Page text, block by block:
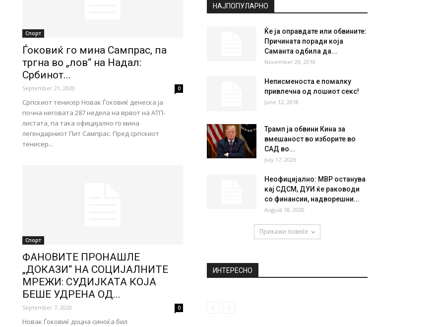
Спорт
Ѓоковиќ го мина Сампрас, па
тргна во „лов“ на Надал:
Србинот...
September 21, 2020 0
Српскиот тенисер Новак Ѓоковиќ денеска ја
почна неговата 287 недела на врвот на АТП-
листата, па така официјално го мина
легендарниот Пит Сампрас. Пред српскиот
тенисер...
Спорт
ФАНОВИТЕ ПРОНАШЛЕ
„ДОКАЗИ“ НА СОЦИЈАЛНИТЕ
МРЕЖИ: СУДИЈКАТА КОЈА
БЕШЕ УДРЕНА ОД...
September 7, 2020 0
Новак Ѓоковиќ доцна синоќа бил
34.2
4kmh 0 %
39° 39° 41
Ќе ја оправдате или обвините:
Причината поради која
November 29, 2018
Неписменоста е помалку
привлечна од лошиот секс!
July 17, 2026